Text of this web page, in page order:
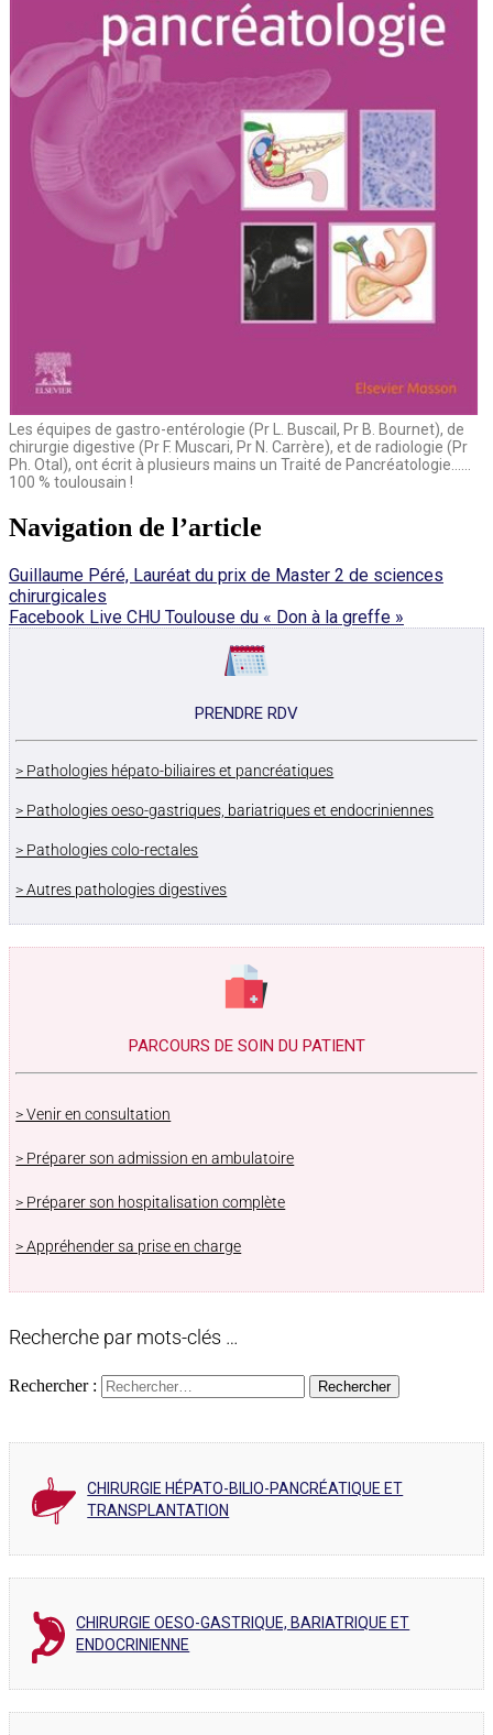
Les équipes de gastro-entérologie (Pr L. Buscail, Pr B. Bournet), de
chirurgie digestive (Pr F. Muscari, Pr N. Carrère), et de radiologie (Pr
Ph. Otal), ont écrit à plusieurs mains un Traité de Pancréatologie……
100 % toulousain !
Navigation de l’article
Guillaume Péré, Lauréat du prix de Master 2 de sciences
chirurgicales
Facebook Live CHU Toulouse du « Don à la greffe »
PRENDRE RDV
> Pathologies hépato-biliaires et pancréatiques
> Pathologies oeso-gastriques, bariatriques et endocriniennes
> Pathologies colo-rectales
> Autres pathologies digestives
PARCOURS DE SOIN DU PATIENT
> Venir en consultation
> Préparer son admission en ambulatoire
> Préparer son hospitalisation complète
> Appréhender sa prise en charge
Recherche par mots-clés …
Rechercher :
CHIRURGIE HÉPATO-BILIO-PANCRÉATIQUE ET
TRANSPLANTATION
CHIRURGIE OESO-GASTRIQUE, BARIATRIQUE ET
ENDOCRINIENNE